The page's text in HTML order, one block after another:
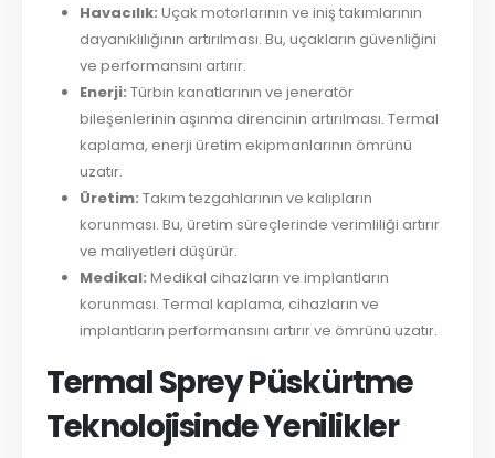
Havacılık: Uçak motorlarının ve iniş takımlarının
dayanıklılığının artırılması. Bu, uçakların güvenliğini
ve performansını artırır.
Enerji: Türbin kanatlarının ve jeneratör
bileşenlerinin aşınma direncinin artırılması. Termal
kaplama, enerji üretim ekipmanlarının ömrünü
uzatır.
Üretim: Takım tezgahlarının ve kalıpların
korunması. Bu, üretim süreçlerinde verimliliği artırır
ve maliyetleri düşürür.
Medikal: Medikal cihazların ve implantların
korunması. Termal kaplama, cihazların ve
implantların performansını artırır ve ömrünü uzatır.
Termal Sprey Püskürtme
Teknolojisinde Yenilikler